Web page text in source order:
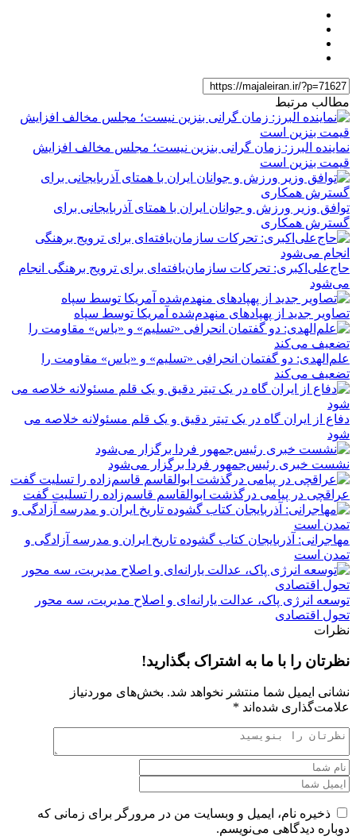
مطالب مرتبط
نماینده البرز: زمان گرانی بنزین نیست؛ مجلس مخالف افزایش
قیمت بنزین است
توافق وزیر ورزش و جوانان ایران با همتای آذربایجانی برای
گسترش همکاری
حاج‌علی‌اکبری: تحرکات سازمان‌یافته‌ای برای ترویج برهنگی انجام
می‌شود
تصاویر جدید از پهپادهای منهدم‌شده آمریکا توسط سپاه
علم‌الهدی: دو گفتمان انحرافی «تسلیم» و «یاس» مقاومت را
تضعیف می‌کند
دفاع از ایران گاه در یک تیتر دقیق و یک قلم مسئولانه خلاصه می
شود
نشست خبری رئیس‌جمهور فردا برگزار می‌شود
عراقچی در پیامی درگذشت ابوالقاسم قاسم‌زاده را تسلیت گفت
مهاجرانی: آذربایجان کتاب گشوده تاریخ ایران و مدرسه آزادگی و
تمدن است
توسعه انرژی پاک، عدالت یارانه‌ای و اصلاح مدیریت، سه محور
تحول اقتصادی
نظرات
نظرتان را با ما به اشتراک بگذارید!
نشانی ایمیل شما منتشر نخواهد شد. بخش‌های موردنیاز
علامت‌گذاری شده‌اند *
ذخیره نام، ایمیل و وبسایت من در مرورگر برای زمانی که
دوباره دیدگاهی می‌نویسم.